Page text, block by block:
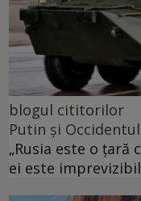
blogul cititorilor
Putin și
„Rusia este o
ei este